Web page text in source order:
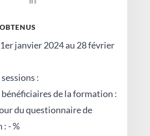
janvier 2024 au 28 février
:
de la formation :
du questionnaire de
- %